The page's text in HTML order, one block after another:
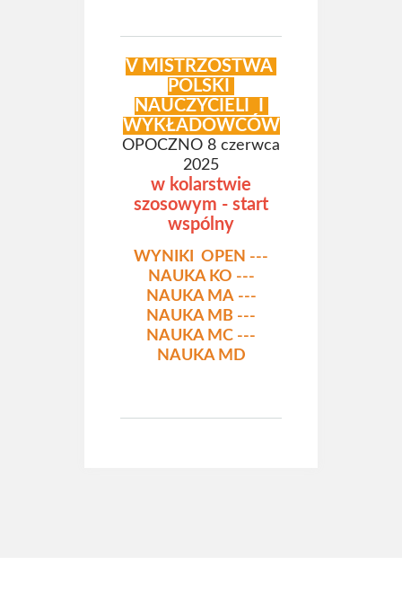
V MISTRZOSTWA
POLSKI
NAUCZYCIELI I
WYKŁADOWCÓW
OPOCZNO 8 czerwca
2025
w kolarstwie
szosowym - start
wspólny
WYNIKI OPEN ---
NAUKA KO ---
NAUKA MA---
NAUKA MB ---
NAUKA MC ---
NAUKA MD